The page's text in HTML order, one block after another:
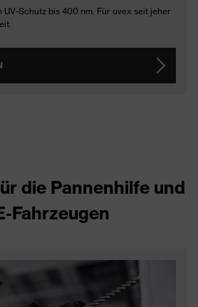
UV-Schutz bis 400 nm. Für uvex seit jeher
die Pannenhilfe und
Fahrzeugen